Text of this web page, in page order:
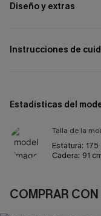
Diseño y extras
Instrucciones de
Estadísticas del
Talla de la
Estatura: 175
Cadera: 91
COMPRAR CON